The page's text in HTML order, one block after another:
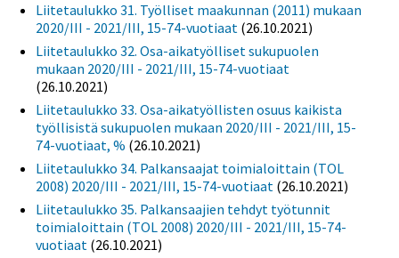
Liitetaulukko 31. Työlliset maakunnan (2011) mukaan
2020/III - 2021/III, 15-74-vuotiaat (26.10.2021)
Liitetaulukko 32. Osa-aikatyölliset sukupuolen
mukaan 2020/III - 2021/III, 15-74-vuotiaat
(26.10.2021)
Liitetaulukko 33. Osa-aikatyöllisten osuus kaikista
työllisistä sukupuolen mukaan 2020/III - 2021/III, 15-
74-vuotiaat, % (26.10.2021)
Liitetaulukko 34. Palkansaajat toimialoittain (TOL
2008) 2020/III - 2021/III, 15-74-vuotiaat (26.10.2021)
Liitetaulukko 35. Palkansaajien tehdyt työtunnit
toimialoittain (TOL 2008) 2020/III - 2021/III, 15-74-
vuotiaat (26.10.2021)